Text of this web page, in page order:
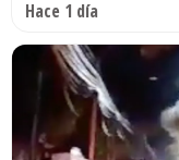
Hace 1 día